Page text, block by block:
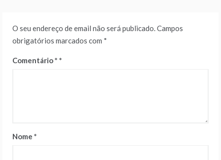
O seu endereço de email não será publicado.Campos
obrigatórios marcados com *
Comentário*
Nome *